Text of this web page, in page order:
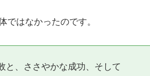
ではなかったのです。
と、ささやかな成功、そして